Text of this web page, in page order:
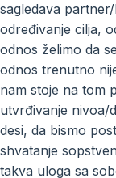
sagledava partner/
određivanje cilja,
odnos želimo da
odnos trenutno
nam stoje na tom
utvrđivanje nivoa/
desi, da bismo
shvatanje
takva uloga sa